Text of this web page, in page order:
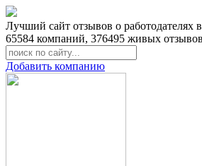
Лучший сайт отзывов о работодателях
65584 компаний, 376495 живых отзывов
Добавить компанию